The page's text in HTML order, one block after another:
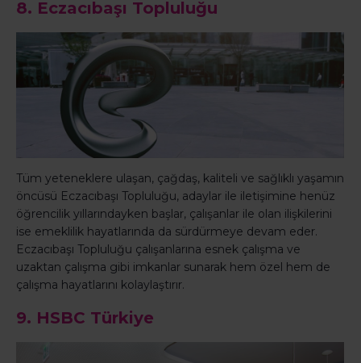
8. Eczacıbaşı Topluluğu
Tüm yeteneklere ulaşan, çağdaş, kaliteli ve sağlıklı yaşamın
öncüsü Eczacıbaşı Topluluğu, adaylar ile iletişimine henüz
öğrencilik yıllarındayken başlar, çalışanlar ile olan ilişkilerini
ise emeklilik hayatlarında da sürdürmeye devam eder.
Eczacıbaşı Topluluğu çalışanlarına esnek çalışma ve
uzaktan çalışma gibi imkanlar sunarak hem özel hem de
çalışma hayatlarını kolaylaştırır.
9. HSBC Türkiye